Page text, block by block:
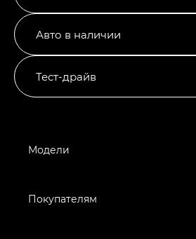
Авто в наличии
Тест-драйв
Модели
Покупателям